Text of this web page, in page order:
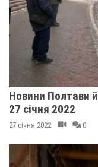
Новини Полтави
27 січня 2022
27 січня 2022 0